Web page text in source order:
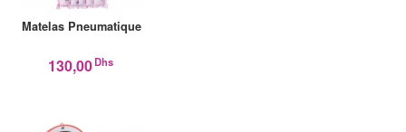
Matelas Pneumatique
130,00Dhs